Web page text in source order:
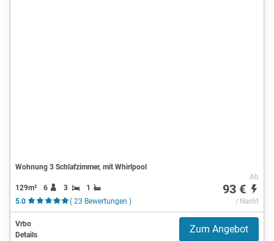
Wohnung 3 Schlafzimmer, mit Whirlpool
129m² 6 3
1
5.0
( 23 Bewertungen )
Ab
93 €
/ Nacht
Vrbo
Details
Zum Angebot